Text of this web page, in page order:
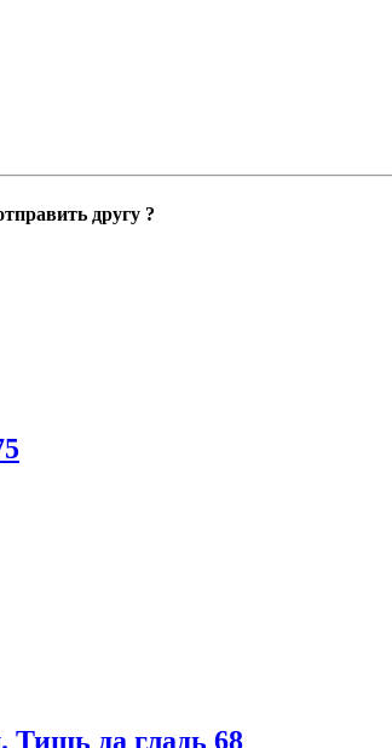
другу ?
Тишь да гладь 68